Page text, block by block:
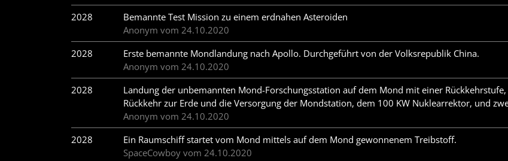
2028
Bemannte Test Mission zu einem erdnahen Asteroiden
Anonym vom 24.10.2020
2028
Erste bemannte Mondlandung nach Apollo. Durchgeführt von der Volksrepublik China.
Anonym vom 24.10.2020
2028
Landung der unbemannten Mond-Forschungsstation auf dem Mond mit einer
Rückkehr zur Erde und die Versorgung der Mondstation, dem 100 KW Nuklearrektor, und
Anonym vom 24.10.2020
2028
Ein Raumschiff startet vom Mond mittels auf dem Mond gewonnenem Treibstoff.
SpaceCowboy vom 24.10.2020